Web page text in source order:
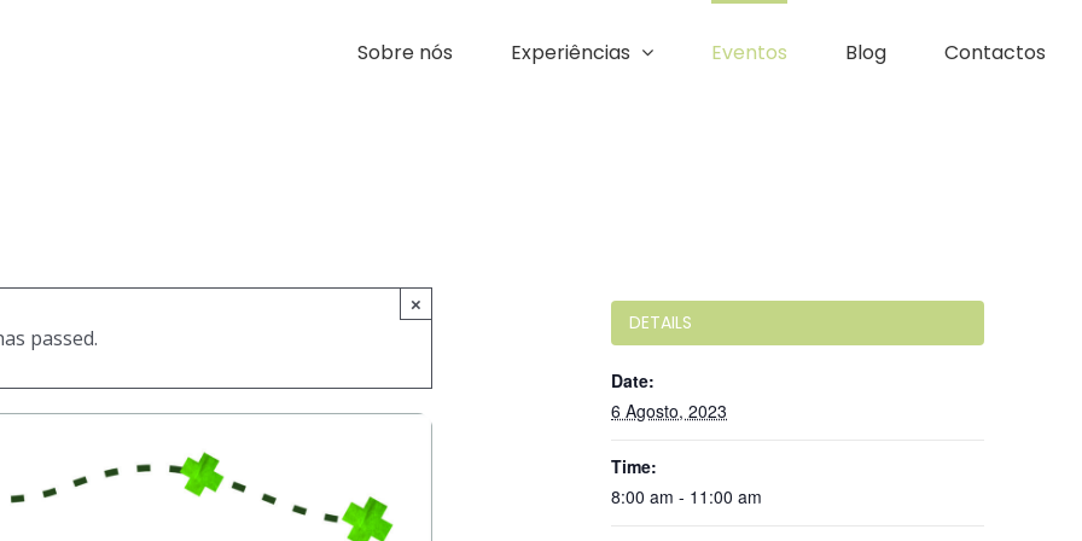
Sobre nós Experiências Eventos Blog Contactos
×
passed.
DETAILS
Date:
6 Agosto, 2023
Time:
8:00 am - 11:00 am